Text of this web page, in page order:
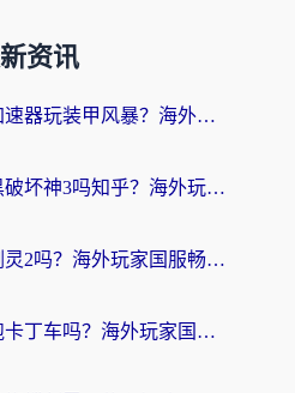
资讯
在美国用什么加速器玩装甲风暴？海外玩家亲测有效的国服游戏加速指南
欧洲可以打暗黑破坏神3吗知乎？海外玩家国服游戏加速终极指南
在国外可以玩剑灵2吗？海外玩家国服畅玩终极指南（附永恒之塔明日方舟加速方案）
欧洲可以玩跑跑卡丁车吗？海外玩家国服游戏畅玩终极指南（附QQ炫舞剑网3解决方案）